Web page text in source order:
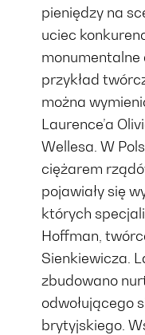
pieniędzy na
uciec
monumentalne
przykład
można
Laurence’a
Wellesa. W
ciężarem
pojawiały się
których
Hoffman,
Sienkiewicza.
zbudowano
odwołującego
brytyjskiego.